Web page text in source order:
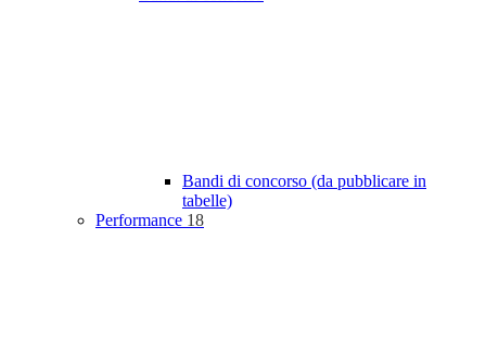
Bandi di concorso (da pubblicare in
tabelle)
Performance 18